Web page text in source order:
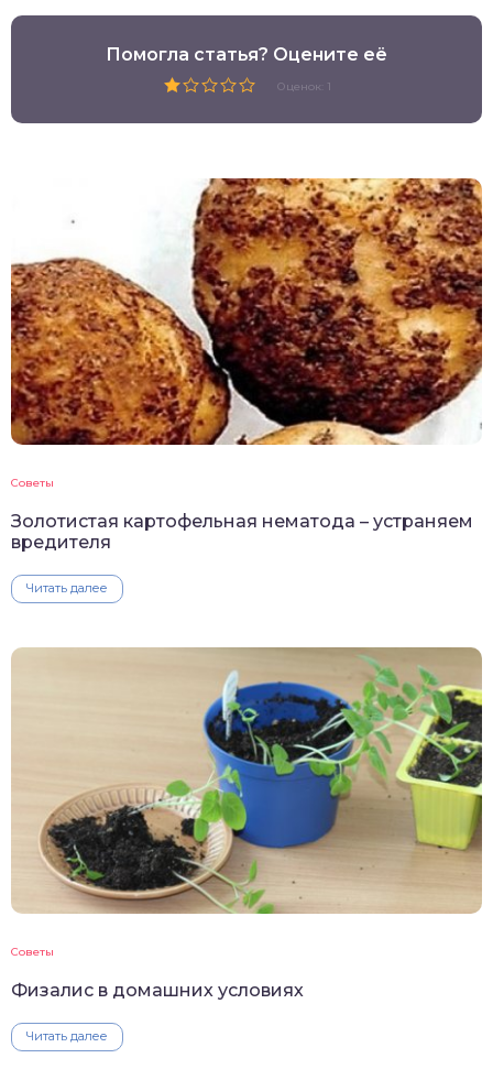
Помогла статья? Оцените её
Оценок: 1
Советы
Золотистая картофельная нематода – устраняем
вредителя
Читать далее
Советы
Физалис в домашних условиях
Читать далее